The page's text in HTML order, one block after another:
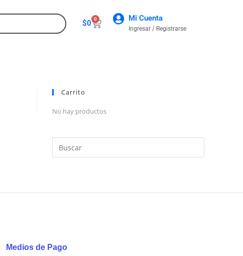
$0 0 Mi Cuenta
Ingresar / Registrarse
Carrito
No hay productos
Medios de Pago